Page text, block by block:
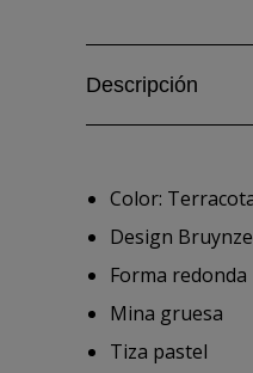
Descripción
Color:
Design
Forma redonda
Mina gruesa
Tiza pastel